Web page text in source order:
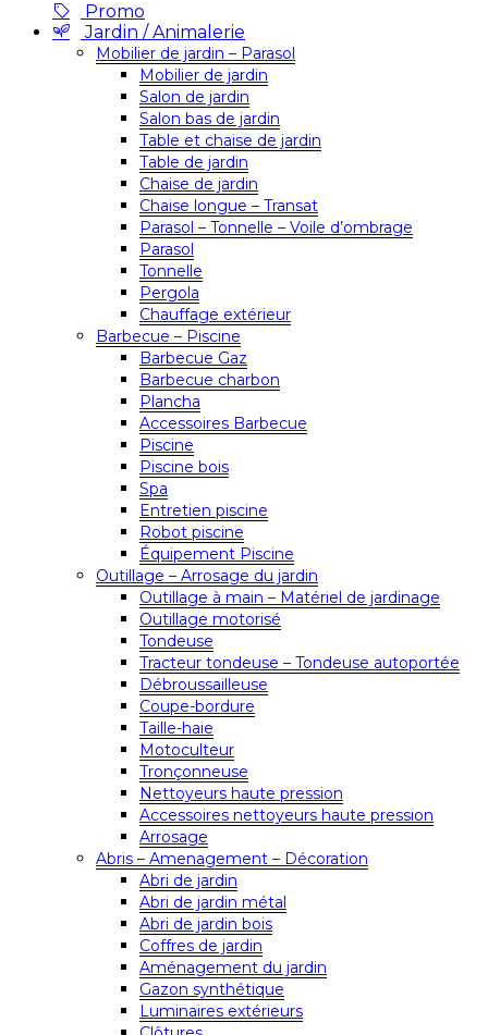
Promo
Jardin / Animalerie
Mobilier de jardin – Parasol
Mobilier de jardin
Salon de jardin
Salon bas de jardin
Table et chaise de jardin
Table de jardin
Chaise de jardin
Chaise longue – Transat
Parasol – Tonnelle – Voile d’ombrage
Parasol
Tonnelle
Pergola
Chauffage extérieur
Barbecue – Piscine
Barbecue Gaz
Barbecue charbon
Plancha
Accessoires Barbecue
Piscine
Piscine bois
Spa
Entretien piscine
Robot piscine
Équipement Piscine
Outillage – Arrosage du jardin
Outillage à main – Matériel de jardinage
Outillage motorisé
Tondeuse
Tracteur tondeuse – Tondeuse autoportée
Débroussailleuse
Coupe-bordure
Taille-haie
Motoculteur
Tronçonneuse
Nettoyeurs haute pression
Accessoires nettoyeurs haute pression
Arrosage
Abris – Amenagement – Décoration
Abri de jardin
Abri de jardin métal
Abri de jardin bois
Coffres de jardin
Aménagement du jardin
Gazon synthétique
Luminaires extérieurs